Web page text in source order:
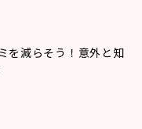
を減らそう！意外と知